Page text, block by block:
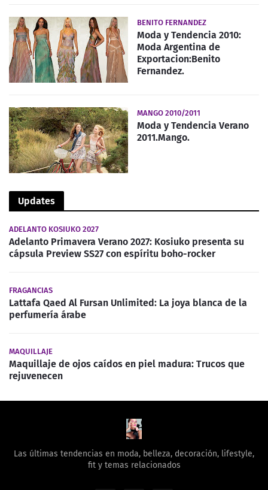
BENITO FERNANDEZ
Moda y Tendencia 2010:
Moda Argentina de
Exportacion:Benito
Fernandez.
MANGO 2010/2011
Moda y Tendencia Verano
2011.Mango.
Updates
ADELANTO KOSIUKO 2027
Adelanto Primavera Verano 2027: Kosiuko presenta su
cápsula Preview SS27 con espíritu boho-rocker
FRAGANCIAS
Lattafa Qaed Al Fursan Unlimited: La joya blanca de la
perfumería árabe
MAQUILLAJE
Maquillaje de ojos caídos en piel madura: Trucos que
rejuvenecen
Las últimas tendencias en moda, belleza, decoración, lifestyle,
fit y temas relacionados